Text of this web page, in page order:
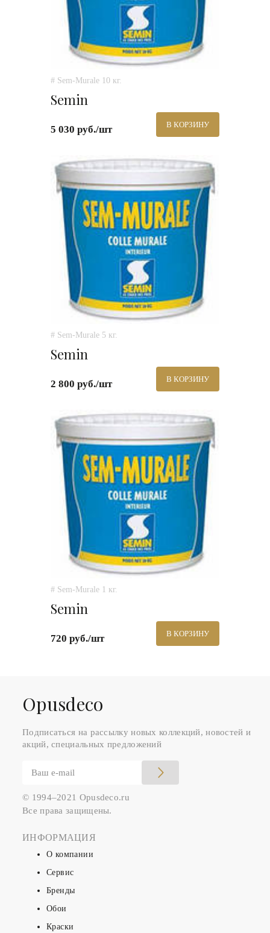
# Sem-Murale 10 кг.
Semin
5 030 руб./шт В КОРЗИНУ
# Sem-Murale 5 кг.
Semin
2 800 руб./шт В КОРЗИНУ
# Sem-Murale 1 кг.
Semin
720 руб./шт В КОРЗИНУ
Оpusdeco
Подписаться на рассылку новых коллекций, новостей и
акций, специальных предложений
© 1994–2021 Opusdeco.ru
Все права защищены.
ИНФОРМАЦИЯ
О компании
Сервис
Бренды
Обои
Краски